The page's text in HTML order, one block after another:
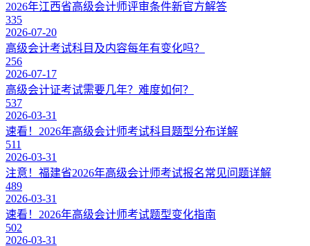
2026年江西省高级会计师评审条件新官方解答
335
2026-07-20
高级会计考试科目及内容每年有变化吗？
256
2026-07-17
高级会计证考试需要几年？难度如何？
537
2026-03-31
速看！2026年高级会计师考试科目题型分布详解
511
2026-03-31
注意！福建省2026年高级会计师考试报名常见问题详解
489
2026-03-31
速看！2026年高级会计师考试题型变化指南
502
2026-03-31